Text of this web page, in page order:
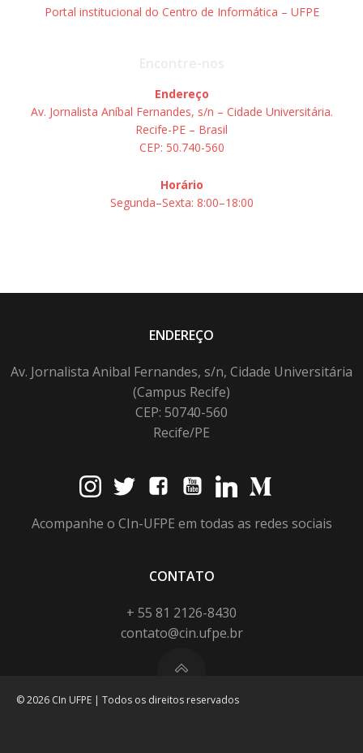
Portal institucional do Centro de Informática – UFPE
Endereço
Av. Jornalista Aníbal Fernandes, s/n – Cidade Universitária.
Recife-PE – Brasil
CEP: 50.740-560
Horário
Segunda–Sexta: 8:00–18:00
ENDEREÇO
Av. Jornalista Anibal Fernandes, s/n, Cidade Universitária
(Campus Recife)
CEP: 50740-560
Recife/PE
Acompanhe o CIn-UFPE em todas as redes sociais
CONTATO
+ 55 81 2126-8430
contato@cin.ufpe.br
© 2026 CIn UFPE | Todos os direitos reservados